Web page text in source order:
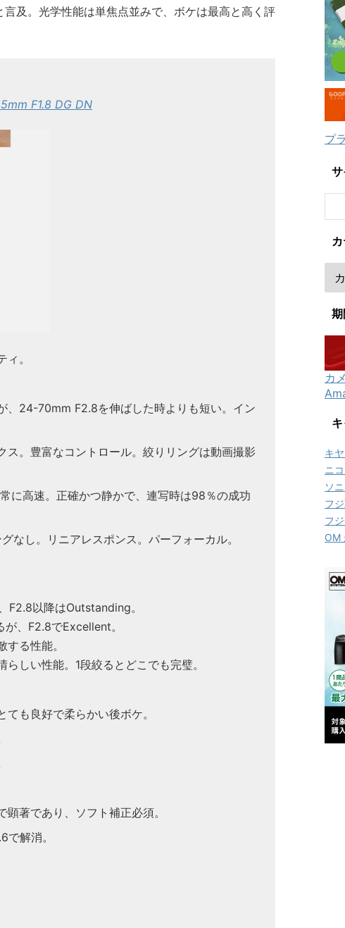
及。光学性能は単焦点並みで、ボケは最高と高く評
F1.8 DG DN
。
、24-70mm F2.8を伸ばした時よりも短い。イン
ス。豊富なコントロール。絞りリングは動画撮影
に高速。正確かつ静かで、連写時は98％の成功
なし。リニアレスポンス。パーフォーカル。
F2.8以降はOutstanding。
が、F2.8でExcellent。
する性能。
らしい性能。1段絞るとどこでも完璧。
ても良好で柔らかい後ボケ。
顕著であり、ソフト補正必須。
で解消。
プ
カ
キ
ニ
ソ
フ
フ
OM